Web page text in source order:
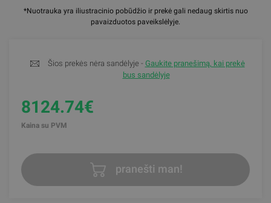
*Nuotrauka yra iliustracinio pobūdžio ir prekė gali nedaug skirtis nuo
pavaizduotos paveikslėlyje.
Šios prekės nėra sandėlyje - Gaukite pranešimą, kai prekė
bus sandėlyje
8124.74€
Kaina su PVM
pranešti man!